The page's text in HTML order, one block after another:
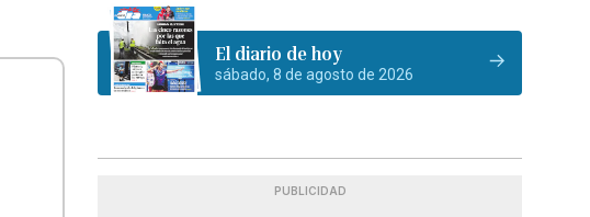
El diario de hoy
sábado, 8 de agosto de 2026
PUBLICIDAD